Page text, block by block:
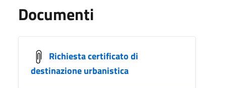
Documenti
Richiesta certificato di
destinazione urbanistica